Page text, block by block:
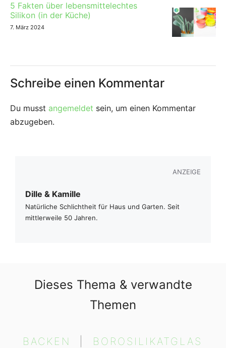
5 Fakten über lebensmittelechtes
Silikon (in der Küche)
7. März 2024
Schreibe einen Kommentar
Du musst angemeldet sein, um einen Kommentar
abzugeben.
ANZEIGE
Dille & Kamille
Natürliche Schlichtheit für Haus und Garten. Seit
mittlerweile 50 Jahren.
Dieses Thema & verwandte
Themen
BACKEN
BOROSILIKATGLAS